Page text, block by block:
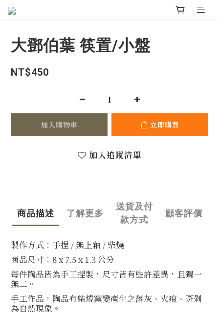
大鄧伯葉 筷置/小盤
NT$450
加入購物車 立即購買
加入追蹤清單
商品描述 了解更多
送貨及付
款方式
顧客評價
製作方式：手捏 / 無上釉 /柴燒
商品尺寸：8x 7.5x 1.3公分
每件陶品皆為手工捏製，尺寸皆有些許差異，且獨一
無二。
手工作品，陶品有柴燒窯變產生之落灰、火痕、斑剝
為自然現象。